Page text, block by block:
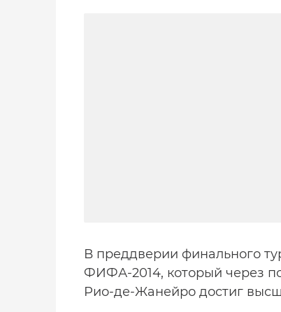
В преддверии финального
ФИФА-2014, который через
Рио-де-Жанейро достиг